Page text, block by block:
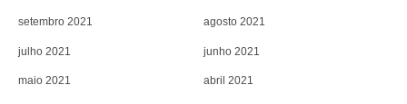
setembro 2021 agosto 2021
julho 2021 junho 2021
maio 2021 abril 2021